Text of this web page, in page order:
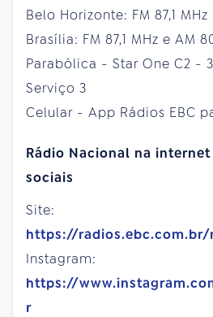
Belo Horizonte: FM 87,1 MHz
Brasília: FM 87,1 MHz e AM
Parabólica - Star One C2 -
Serviço 3
Celular - App Rádios EBC
Rádio Nacional na internet
sociais
Site:
https://
Instagram:
https://
r